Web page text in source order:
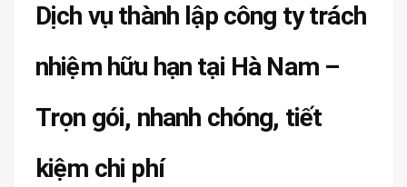
Dịch vụ thành lập công ty trách
nhiệm hữu hạn tại Hà Nam –
Trọn gói, nhanh chóng, tiết
kiệm chi phí